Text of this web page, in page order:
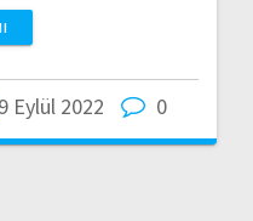
9 Eylül 2022 0